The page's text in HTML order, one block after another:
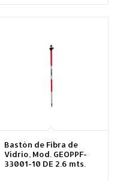
Bastón de Fibra de
Vidrio, Mod. GEOPPF-
33001-10 DE 2.6 mts.